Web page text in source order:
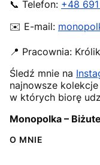
📞 Telefon: +48 691
✉️ E-mail:
📍 Pracownia:
Śledź mnie na
najnowsze
w których biorę
Monopolka –
Linki w stopce
O MNIE